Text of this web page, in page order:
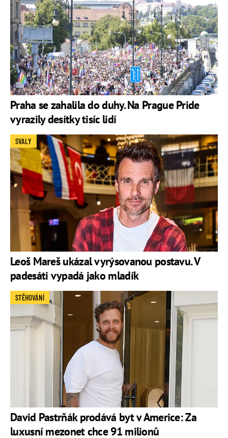
Praha se zahalila do duhy. Na Prague Pride
vyrazily desítky tisíc lidí
Leoš Mareš ukázal vyrýsovanou postavu. V
padesáti vypadá jako mladík
SVALY
David Pastrňák prodává byt v Americe: Za
luxusní mezonet chce 91 milionů
STĚHOVÁNÍ